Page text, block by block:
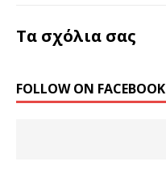
Τα σχόλια σας
FOLLOW ON FACEBOOK